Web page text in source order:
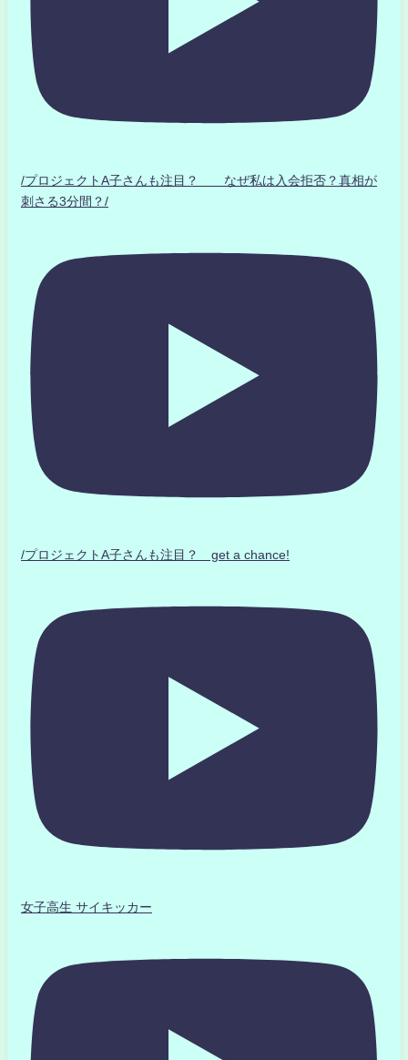
/プロジェクトA子さんも注目？ なぜ私は入会拒否？真相が
刺さる3分間？/
/プロジェクトA子さんも注目？ get a chance!
女子高生 サイキッカー